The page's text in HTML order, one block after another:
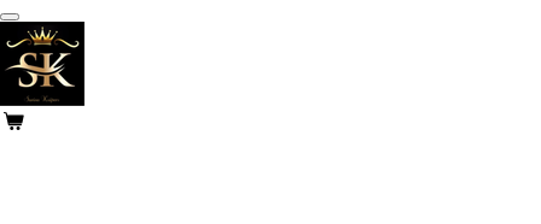
Ga
direct
naar
de
hoofdinhoud